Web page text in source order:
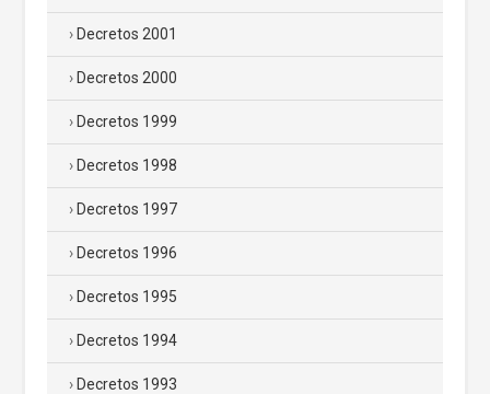
Decretos 2001
Decretos 2000
Decretos 1999
Decretos 1998
Decretos 1997
Decretos 1996
Decretos 1995
Decretos 1994
Decretos 1993